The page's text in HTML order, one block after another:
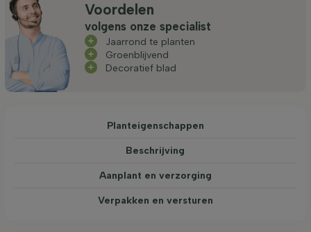
Voordelen
volgens onze specialist
Jaarrond te planten
Groenblijvend
Decoratief blad
Planteigenschappen
Beschrijving
Aanplant en verzorging
Verpakken en versturen